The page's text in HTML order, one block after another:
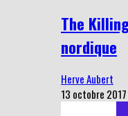
The
nordique
Herve Aubert
13 octobre 2017